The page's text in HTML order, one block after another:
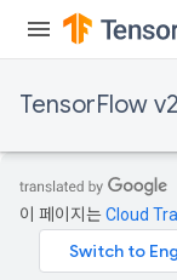
TensorFlow
이 페이지는Cloud